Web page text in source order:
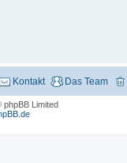
Das Team
Kontakt
Limited